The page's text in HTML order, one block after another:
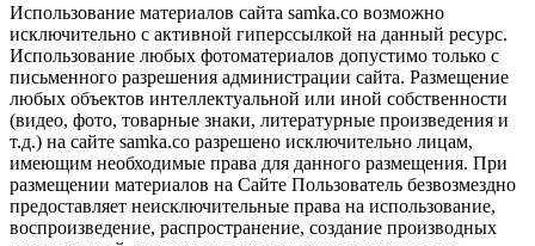
Использование материалов сайта samka.co возможно
исключительно с активной гиперссылкой на данный ресурс.
Использование любых фотоматериалов допустимо только с
письменного разрешения администрации сайта. Размещение
любых объектов интеллектуальной или иной собственности
(видео, фото, товарные знаки, литературные произведения и
т.д.) на сайте samka.co разрешено исключительно лицам,
имеющим необходимые права для данного размещения. При
размещении материалов на Сайте Пользователь безвозмездно
предоставляет неисключительные права на использование,
воспроизведение, распространение, создание производных